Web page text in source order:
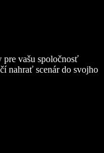
pre vašu spoločnosť
nahrať scenár do svojho